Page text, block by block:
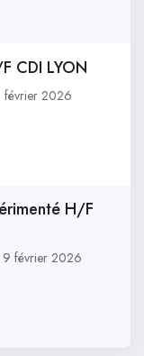
CDI LYON
février 2026
H/F
9 février 2026